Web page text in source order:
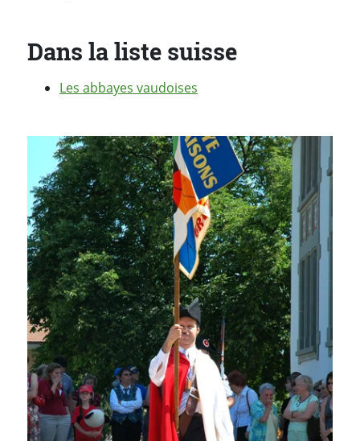
Dans la liste suisse
Les abbayes vaudoises